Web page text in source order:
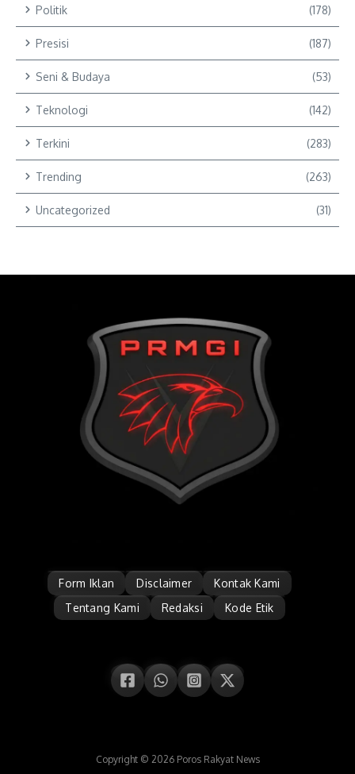
Politik (178)
Presisi (187)
Seni & Budaya (53)
Teknologi (142)
Terkini (283)
Trending (263)
Uncategorized (31)
Form Iklan Disclaimer
Kontak Kami
Tentang Kami
Redaksi Kode Etik
Copyright © 2026 Poros Rakyat News